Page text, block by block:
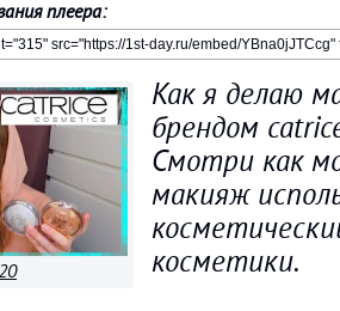
плеера:
Как я делаю
брендом
Смотри как
макияж
косметики.